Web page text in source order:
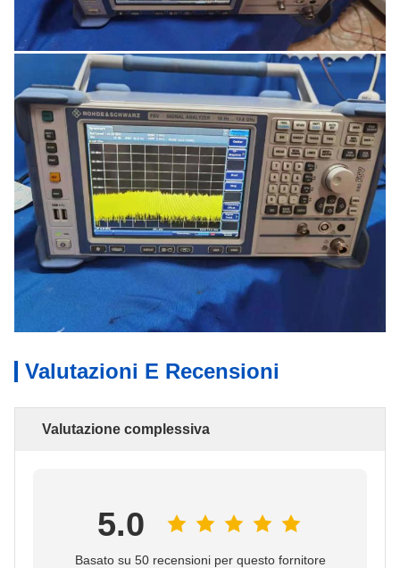
Valutazioni E Recensioni
Valutazione complessiva
5.0
Basato su 50 recensioni per questo fornitore